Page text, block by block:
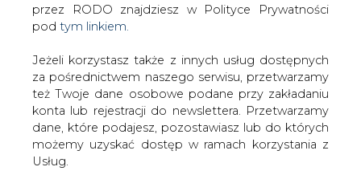
WŁĄCZ CIRE.TV
przez RODO znajdziesz w Polityce Prywatności
pod tym linkiem.
Jeżeli korzystasz także z innych usług dostępnych
za pośrednictwem naszego serwisu, przetwarzamy
też Twoje dane osobowe podane przy zakładaniu
konta lub rejestracji do newslettera. Przetwarzamy
dane, które podajesz, pozostawiasz lub do których
możemy uzyskać dostęp w ramach korzystania z
Usług.
Strona główna
SERWIS INFORMACYJNY CIRE
Most nabiera kształtu
2006-10-31 00:00